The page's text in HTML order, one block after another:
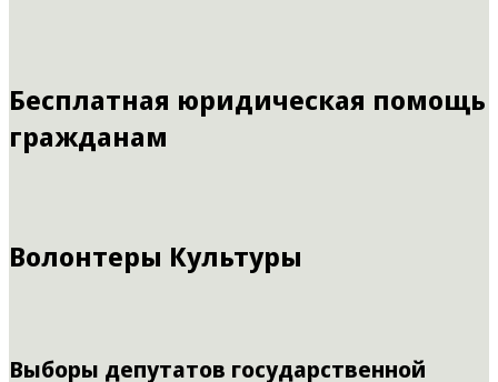
Бесплатная юридическая помощь
гражданам
Волонтеры Культуры
Выборы депутатов государственной